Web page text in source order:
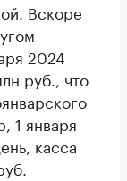
Вскоре
2024
руб., что
1 января
касса